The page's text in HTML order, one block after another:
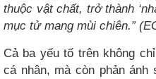
thuộc vật chất, trở thành
mục tử mang mùi chiên.”
Cả ba yếu tố trên không
cá nhân, mà còn phản